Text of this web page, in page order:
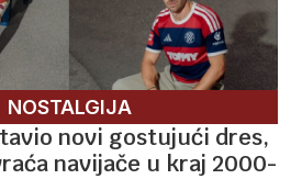
NOSTALGIJA
novi gostujući dres,
navijače u kraj 2000-